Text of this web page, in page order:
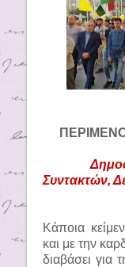
Συντακτών,
Κάποια
και με την
διαβάσει για